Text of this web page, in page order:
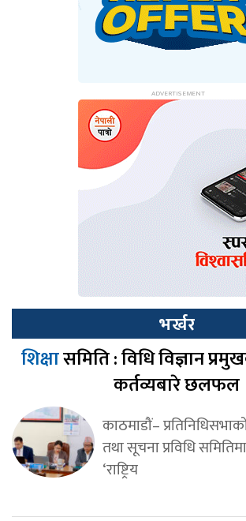
भर्खर
शिक्षासमिति : विधि विज्ञान
कर्तव्यबारे छलफल
काठमाडौं–
तथा सूचना प्रविधि
‘राष्ट्रिय